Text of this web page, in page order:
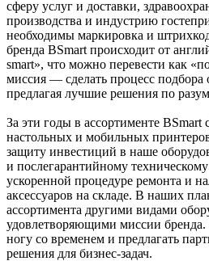
сферу услуг и доставки,
производства и индустрию
необходимы маркировка и
бренда BSmart происходит от
smart», что можно перевести как
миссия — сделать процесс
предлагая лучшие решения по
За эти годы в ассортименте BSmart
настольных и мобильных
защиту инвестиций в наше
и послегарантийному
ускоренной процедуре ремонта и
аксессуаров на складе. В наших
ассортимента другими видами
удовлетворяющими миссии бренда.
ногу со временем и предлагать
решения для бизнес-задач.